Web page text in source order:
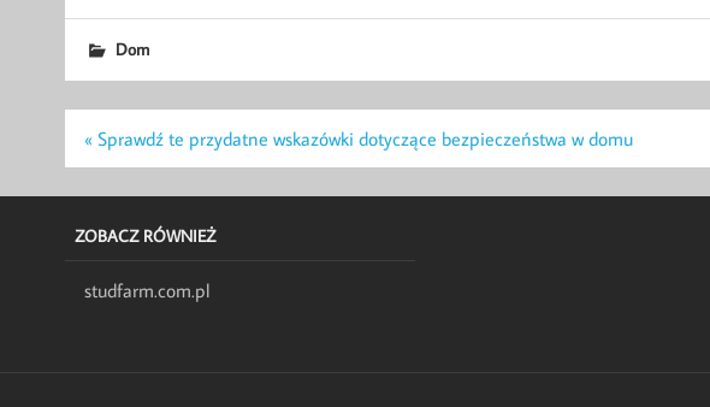
Dom
Nawigacja
wpisu
« Sprawdź te przydatne wskazówki dotyczące bezpieczeństwa w domu
ZOBACZ RÓWNIEŻ
studfarm.com.pl